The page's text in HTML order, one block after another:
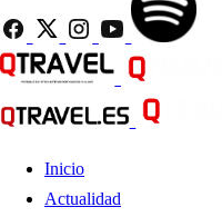
Inicio
Actualidad